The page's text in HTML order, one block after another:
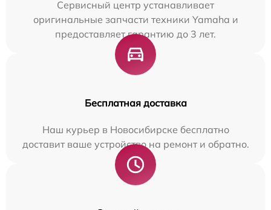
Сервисный центр устанавливает
оригинальные запчасти техники Yamaha и
предоставляет гарантию до 3 лет.
Бесплатная доставка
Наш курьер в Новосибирске бесплатно
доставит ваше устройство на ремонт и обратно.